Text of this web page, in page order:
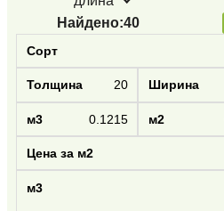
Найдено:40
20
0.1215